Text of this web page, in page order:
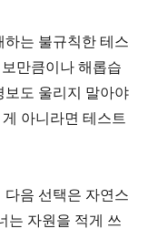
하는 불규칙한 테스
만큼이나 해롭습
보도 울리지 말아야
아니라면 테스트
음 선택은 자연스
는 자원을 적게 쓰